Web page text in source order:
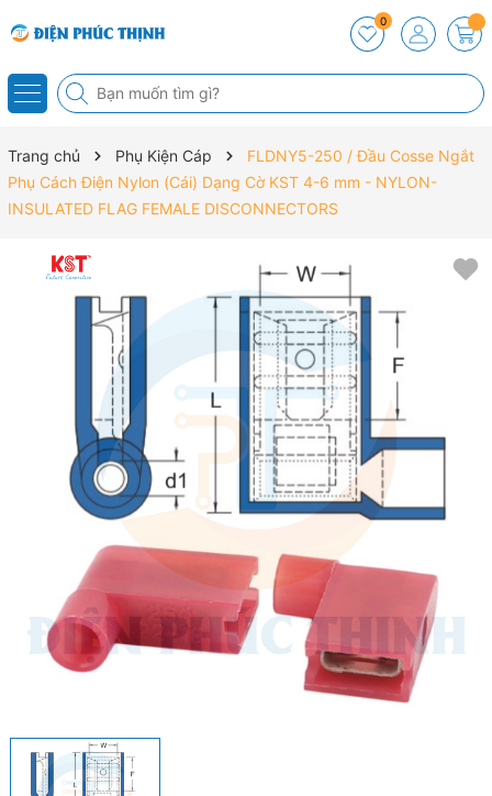
0
Trang chủ Phụ Kiện Cáp
FLDNY5-250 / Đầu Cosse Ngắt
Phụ Cách Điện Nylon (Cái) Dạng Cờ KST 4-6 mm - NYLON-
INSULATED FLAG FEMALE DISCONNECTORS